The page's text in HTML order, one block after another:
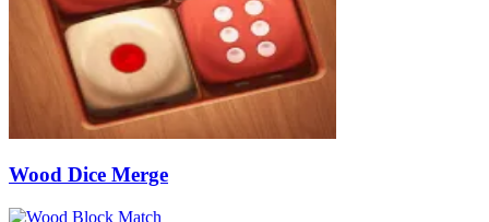
Wood Dice Merge